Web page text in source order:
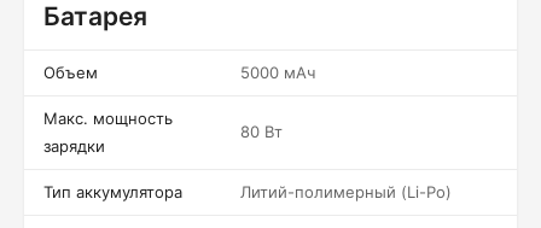
Батарея
Объем 5000 мАч
Макс. мощность
зарядки
80 Вт
Тип аккумулятора Литий-полимерный (Li-Po)